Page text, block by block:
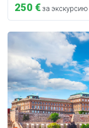
250 €за экскурсию